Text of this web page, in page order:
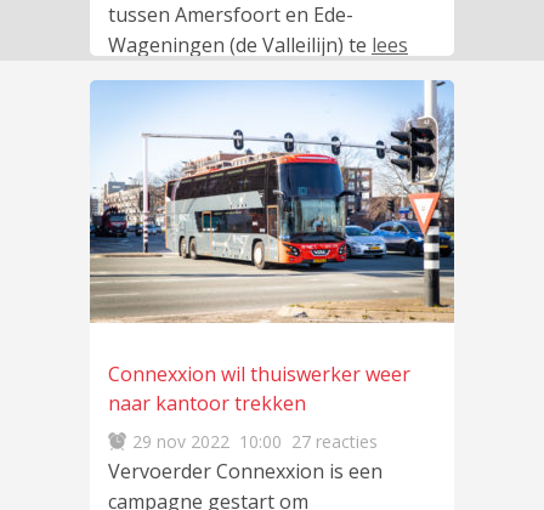
tussen Amersfoort en Ede-
Wageningen (de Valleilijn) te lees
meer…
Connexxion wil thuiswerker weer
naar kantoor trekken
29 nov 2022 10:00 27 reacties
Vervoerder Connexxion is een
campagne gestart om